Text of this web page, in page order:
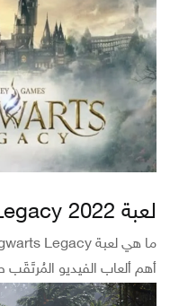
لعبة Hogwarts Legacy 2022
أهم ألعاب الفيديو